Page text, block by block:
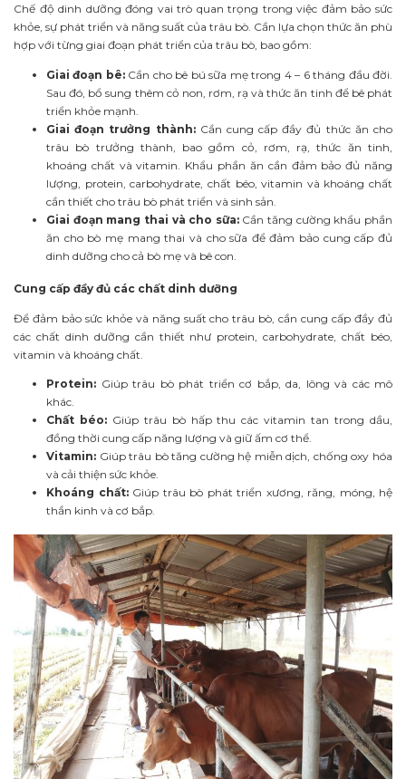
Chế độ dinh dưỡng đóng vai trò quan trọng trong việc đảm bảo sức
khỏe, sự phát triển và năng suất của trâu bò. Cần lựa chọn thức ăn phù
hợp với từng giai đoạn phát triển của trâu bò, bao gồm:
Giai đoạn bê:Cần cho bê bú sữa mẹ trong 4 – 6 tháng đầu đời.
Sau đó, bổ sung thêm cỏ non, rơm, rạ và thức ăn tinh để bê phát
triển khỏe mạnh.
Giai đoạn trưởng thành:Cần cung cấp đầy đủ thức ăn cho
trâu bò trưởng thành, bao gồm cỏ, rơm, rạ, thức ăn tinh,
khoáng chất và vitamin. Khẩu phần ăn cần đảm bảo đủ năng
lượng, protein, carbohydrate, chất béo, vitamin và khoáng chất
cần thiết cho trâu bò phát triển và sinh sản.
Giai đoạn mang thai và cho sữa:Cần tăng cường khẩu phần
ăn cho bò mẹ mang thai và cho sữa để đảm bảo cung cấp đủ
dinh dưỡng cho cả bò mẹ và bê con.
Cung cấp đầy đủ các chất dinh dưỡng
Để đảm bảo sức khỏe và năng suất cho trâu bò, cần cung cấp đầy đủ
các chất dinh dưỡng cần thiết như protein, carbohydrate, chất béo,
vitamin và khoáng chất.
Protein: Giúp trâu bò phát triển cơ bắp, da, lông và các mô
khác.
Chất béo:Giúp trâu bò hấp thu các vitamin tan trong dầu,
đồng thời cung cấp năng lượng và giữ ấm cơ thể.
Vitamin: Giúp trâu bò tăng cường hệ miễn dịch, chống oxy hóa
và cải thiện sức khỏe.
Khoáng chất:Giúp trâu bò phát triển xương, răng, móng, hệ
thần kinh và cơ bắp.